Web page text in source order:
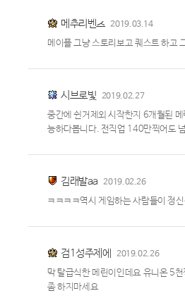
메추리벤츠 2019.03.14
메이플 그냥 스토리보고 퀘스트 하고
시브로빛 2019.02.27
중간에 쉰거제외 시작한지 6개월된
능하다봅니다. 전직업 140만찍어도
김래발aa 2019.02.26
ㅋㅋㅋㅋ역시 게임하는 사람들이 정
검1성주제에 2019.02.26
막 탈급식한 메린이인데요 유니온 5
좀 하지마세요